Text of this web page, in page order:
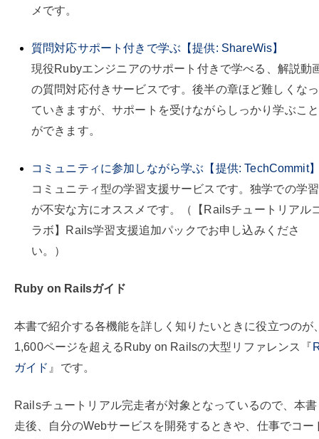
メです。
質問対応サポート付きで学ぶ【提供: ShareWis】
現役Rubyエンジニアのサポート付きで学べる、解説動
の質問対応付きサービスです。後半の章ほど難しくなっ
ていきますが、サポートを受けながらしっかり学ぶこと
ができます。
コミュニティに参加しながら学ぶ【提供: TechCommit
コミュニティ型の学習支援サービスです。独学での学習
が不安な方にオススメです。（【Railsチュートリアル
ラボ】Rails学習支援追加パックでお申し込みくださ
い。）
Ruby on Railsガイド
本書で紹介する各機能を詳しく知りたいときに役立つのが
1,600ページを超えるRuby on Railsの大型リファレンス『
ガイド 』です。
Railsチュートリアル完走者が対象となっているので、本
走後、自分のWebサービスを開発するときや、仕事でコー